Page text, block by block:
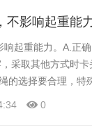
影响起重能力
起重能力。A.正
采取其他方式时
的选择要合理，特
0